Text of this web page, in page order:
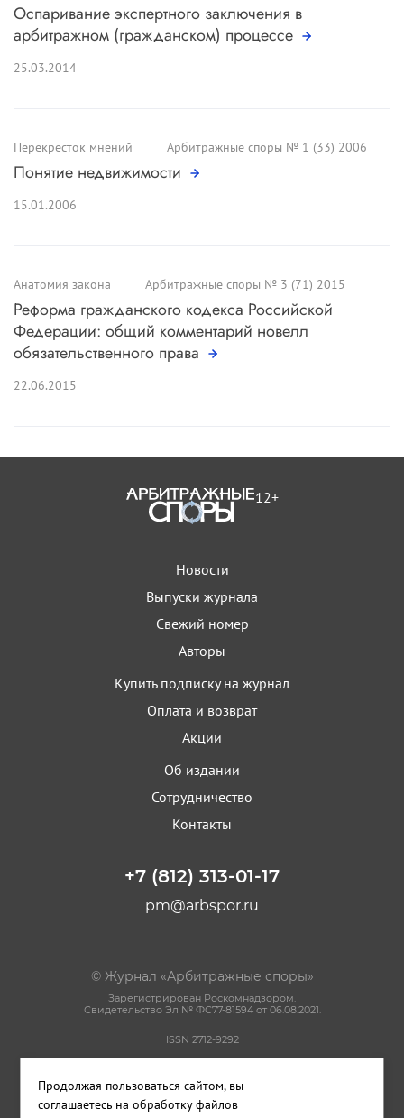
Оспаривание экспертного заключения в
арбитражном (гражданском) процессе
25.03.2014
Перекресток мнений Арбитражные споры № 1 (33) 2006
Понятие недвижимости
15.01.2006
Анатомия закона Арбитражные споры № 3 (71) 2015
Реформа гражданского кодекса Российской
Федерации: общий комментарий новелл
обязательственного права
22.06.2015
12+
Новости
Выпуски журнала
Свежий номер
Авторы
Купить подписку на журнал
Оплата и возврат
Акции
Об издании
Сотрудничество
Контакты
+7 (812) 313-01-17
pm@arbspor.ru
© Журнал «Арбитражные споры»
Зарегистрирован Роскомнадзором.
Свидетельство Эл № ФС77-81594 от 06.08.2021.
ISSN 2712-9292
Пользовательское соглашение
Правила использования материалов сайта
Продолжая пользоваться сайтом, вы
соглашаетесь на обработку файлов